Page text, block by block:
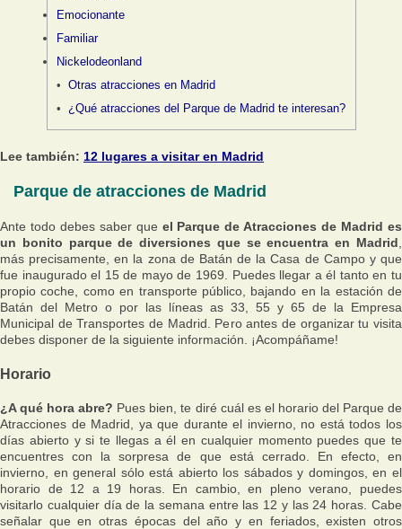
Emocionante
Familiar
Nickelodeonland
Otras atracciones en Madrid
¿Qué atracciones del Parque de Madrid te interesan?
Lee también: 12 lugares a visitar en Madrid
Parque de atracciones de Madrid
Ante todo debes saber que el Parque de Atracciones de Madrid es
un bonito parque de diversiones que se encuentra en Madrid
más precisamente, en la zona de Batán de la Casa de Campo y que
fue inaugurado el 15 de mayo de 1969. Puedes llegar a él tanto en tu
propio coche, como en transporte público, bajando en la estación de
Batán del Metro o por las líneas as 33, 55 y 65 de la Empresa
Municipal de Transportes de Madrid. Pero antes de organizar tu visita
debes disponer de la siguiente información. ¡Acompáñame!
Horario
¿A qué hora abre? Pues bien, te diré cuál es el horario del Parque de
Atracciones de Madrid, ya que durante el invierno, no está todos los
días abierto y si te llegas a él en cualquier momento puedes que te
encuentres con la sorpresa de que está cerrado. En efecto, en
invierno, en general sólo está abierto los sábados y domingos, en el
horario de 12 a 19 horas. En cambio, en pleno verano, puedes
visitarlo cualquier día de la semana entre las 12 y las 24 horas. Cabe
señalar que en otras épocas del año y en feriados, existen otros